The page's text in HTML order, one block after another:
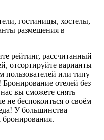
гостиницы, хостелы,
размещения в
рейтинг, рассчитанный
отсортируйте варианты
пользователей или типу
отелей без
вы сможете снять
не беспокоиться о своём
У большинства
бронирования.